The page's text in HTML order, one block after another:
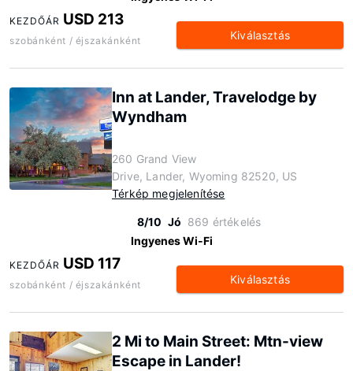
KEZDŐÁR USD 213
szobánként / éjszakánként Kiválasztás
Inn at Lander, Travelodge by
Wyndham
260 Grand View
Drive, Lander, Wyoming 82520, US
Térkép megjelenítése
8/10 Jó 869 értékelés
Ingyenes Wi-Fi
KEZDŐÁR USD 117
szobánként / éjszakánként Kiválasztás
2 Mi to Main Street: Mtn-view
Escape in Lander!